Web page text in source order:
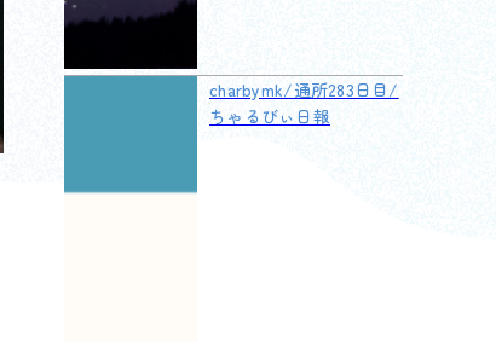
charbymk/通所283日目/
ちゃるびぃ日報